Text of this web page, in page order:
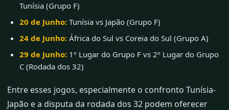
Tunísia (Grupo F)
20 de Junho: Tunísia vs Japão (Grupo F)
24 de Junho: África do Sul vs Coreia do Sul (Grupo A)
29 de Junho: 1º Lugar do Grupo F vs 2º Lugar do Grupo
C (Rodada dos 32)
Entre esses jogos, especialmente o confronto Tunísia-
Japão e a disputa da rodada dos 32 podem oferecer